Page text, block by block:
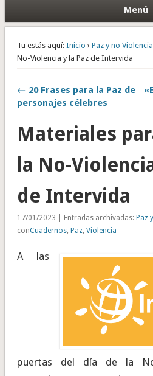
Menú
Tu estás aquí: Inicio › Paz y no Violencia
No-Violencia y la Paz de Intervida
← 20 Frases para la Paz de
personajes célebres
Materiales
la No-
de Intervida
17/01/2023 | Entradas archivadas: Paz
conCuadernos, Paz, Violencia
A las
puertas del día de la